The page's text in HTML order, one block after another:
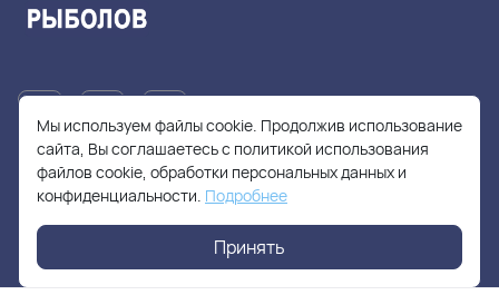
+7(905)705-55-49
fishhuntershop@yandex.ru
Мы используем файлы cookie. Продолжив использование
сайта, Вы соглашаетесь с политикой использования
файлов cookie, обработки персональных данных и
конфиденциальности. Подробнее
Принять